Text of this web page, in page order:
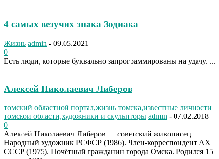
4 самых везучих знака Зодиака
Жизнь admin - 09.05.2021
0
Есть люди, которые буквально запрограммированы на удачу. ...
Алексей Николаевич Либеров
томский областной портал,жизнь томска,известные личности
томской области,художники и скульпторы admin - 07.02.2018
0
Алексей Николаевич Либеров — советский живописец.
Народный художник РСФСР (1986). Член-корреспондент АХ
СССР (1975). Почётный гражданин города Омска. Родился 15